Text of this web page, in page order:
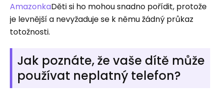
AmazonkaDěti si ho mohou snadno pořídit, protože
je levnější a nevyžaduje se k němu žádný průkaz
totožnosti.
Jak poznáte, že vaše dítě může
používat neplatný telefon?